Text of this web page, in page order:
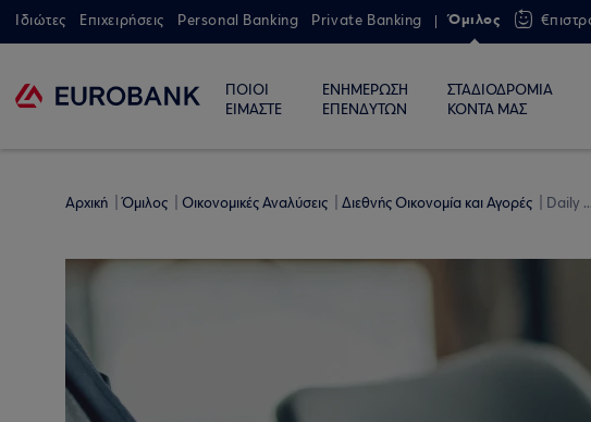
Ιδιώτες Επιχειρήσεις Personal Banking Private Banking Όμιλος
ΠΟΙΟΙ
ΕΙΜΑΣΤΕ
ΕΝΗΜΕΡΩΣΗ
ΕΠΕΝΔΥΤΩΝ
ΣΤΑΔΙΟΔΡΟΜΙΑ
ΚΟΝΤΑ ΜΑΣ
Αρχική Όμιλος Οικονομικές Αναλύσεις Διεθνής Οικονομία και Αγορές Daily